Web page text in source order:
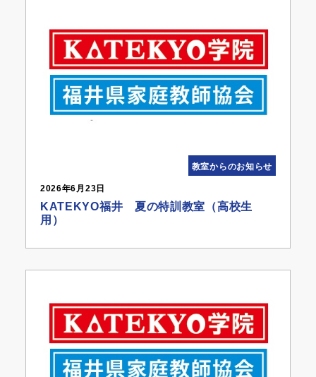
教室からのお知らせ
2026年6月23日
KATEKYO福井 夏の特訓教室（高校生
用）